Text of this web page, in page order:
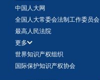
中国人大网
全国人大常委会法制工作委员会
最高人民法院
更多
世界知识产权组织
国际保护知识产权协会